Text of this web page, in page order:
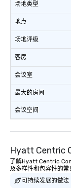
场地类型
地点
场地评级
客房
会议室
最大的房间
会议空间
Hyatt Centric
了解Hyatt Centric
及多样性和包容性的常
可持续发展的做法